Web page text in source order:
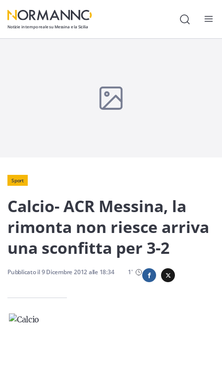
Notizie in tempo reale su Messina e la Sicilia
Economia
Sport
Sicilia
Servizi
Sport
Calcio- ACR Messina, la
rimonta non riesce arriva
una sconfitta per 3-2
Pubblicato il9 Dicembre 2012alle 18:34 1'